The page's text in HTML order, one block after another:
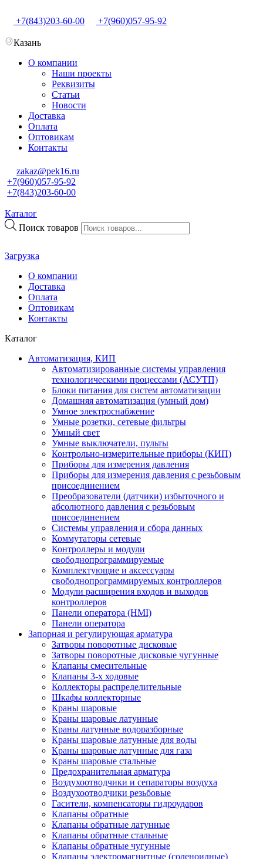
+7(843)203-60-00 +7(960)057-95-92
Казань
О компании
Наши проекты
Реквизиты
Статьи
Новости
Доставка
Оплата
Оптовикам
Контакты
zakaz@pek16.ru
+7(960)057-95-92
+7(843)203-60-00
Каталог
Поиск товаров
Загрузка
О компании
Доставка
Оплата
Оптовикам
Контакты
Каталог
Автоматизация, КИП
Автоматизированные системы управления
технологическими процессами (АСУТП)
Блоки питания для систем автоматизации
Домашняя автоматизация (умный дом)
Умное электроснабжение
Умные розетки, сетевые фильтры
Умный свет
Умные выключатели, пульты
Контрольно-измерительные приборы (КИП)
Приборы для измерения давления
Приборы для измерения давления с резьбовым
присоединением
Преобразователи (датчики) избыточного и
абсолютного давления с резьбовым
присоединением
Системы управления и сбора данных
Коммутаторы сетевые
Контроллеры и модули
свободнопрограммируемые
Комплектующие и аксессуары
свободнопрограммируемых контроллеров
Модули расширения входов и выходов
контроллеров
Панели оператора (HMI)
Панели оператора
Запорная и регулирующая арматура
Затворы поворотные дисковые
Затворы поворотные дисковые чугунные
Клапаны смесительные
Клапаны 3-х ходовые
Коллекторы распределительные
Шкафы коллекторные
Краны шаровые
Краны шаровые латунные
Краны латунные водоразборные
Краны шаровые латунные для воды
Краны шаровые латунные для газа
Краны шаровые стальные
Предохранительная арматура
Воздухоотводчики и сепараторы воздуха
Воздухоотводчики резьбовые
Гасители, компенсаторы гидроударов
Клапаны обратные
Клапаны обратные латунные
Клапаны обратные стальные
Клапаны обратные чугунные
Клапаны электромагнитные (соленоидные)